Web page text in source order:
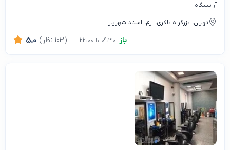
آرایشگاه
تهران، بزرگراه باکری، ارم، استاد شهریار
باز 5.0 (103 نظر)